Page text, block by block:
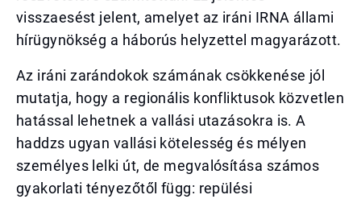
visszaesést jelent, amelyet az iráni IRNA állami
hírügynökség a háborús helyzettel magyarázott.
Az iráni zarándokok számának csökkenése jól
mutatja, hogy a regionális konfliktusok közvetlen
hatással lehetnek a vallási utazásokra is. A
haddzs ugyan vallási kötelesség és mélyen
személyes lelki út, de megvalósítása számos
gyakorlati tényezőtől függ: repülési